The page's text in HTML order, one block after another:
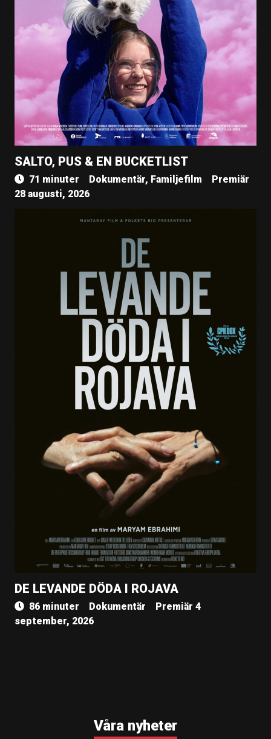
SALTO, PUS & EN BUCKETLIST
71 minuter Dokumentär, Familjefilm
Premiär
28 augusti, 2026
DE LEVANDE DÖDA I ROJAVA
86 minuter Dokumentär
Premiär 4
september, 2026
Våra nyheter